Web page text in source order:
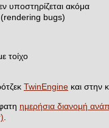
υποστηρίζεται ακόμα
(rendering bugs)
τοίχο
TwinEngine και στην
ημερήσια διανομή